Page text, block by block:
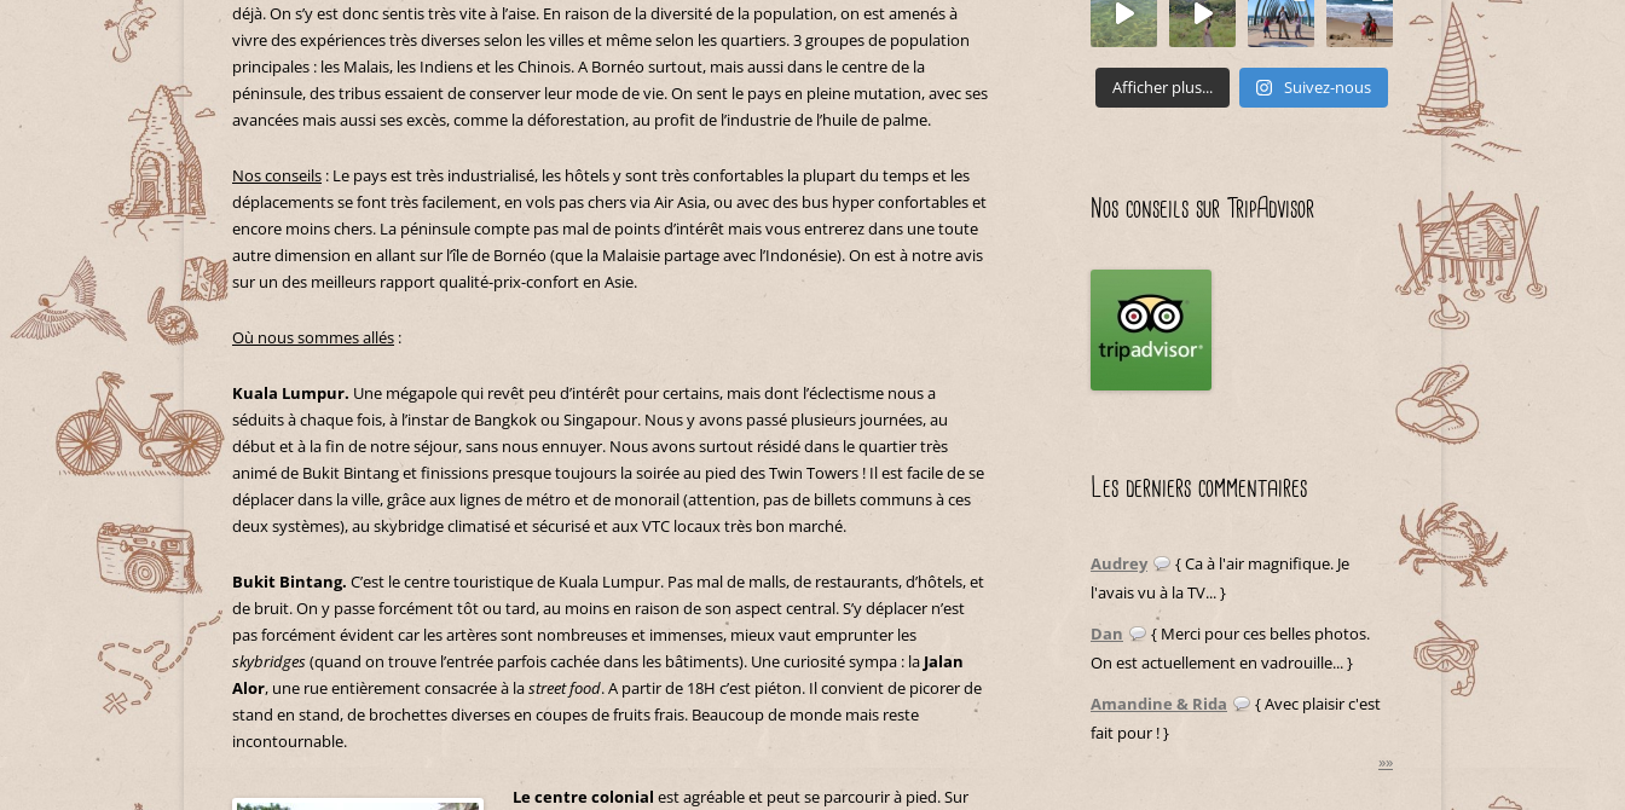
déjà. On s’y est donc sentis très vite à l’aise. En raison de la diversité de la population, on est amenés à
vivre des expériences très diverses selon les villes et même selon les quartiers. 3 groupes de population
principales : les Malais, les Indiens et les Chinois. A Bornéo surtout, mais aussi dans le centre de la
péninsule, des tribus essaient de conserver leur mode de vie. On sent le pays en pleine mutation, avec ses
avancées mais aussi ses excès, comme la déforestation, au profit de l’industrie de l’huile de palme.
Nos conseils : Le pays est très industrialisé, les hôtels y sont très confortables la plupart du temps et les
déplacements se font très facilement, en vols pas chers via Air Asia, ou avec des bus hyper confortables et
encore moins chers. La péninsule compte pas mal de points d’intérêt mais vous entrerez dans une toute
autre dimension en allant sur l’île de Bornéo (que la Malaisie partage avec l’Indonésie). On est à notre avis
sur un des meilleurs rapport qualité-prix-confort en Asie.
Où nous sommes allés :
Kuala Lumpur. Une mégapole qui revêt peu d’intérêt pour certains, mais dont l’éclectisme nous a
séduits à chaque fois, à l’instar de Bangkok ou Singapour. Nous y avons passé plusieurs journées, au
début et à la fin de notre séjour, sans nous ennuyer. Nous avons surtout résidé dans le quartier très
animé de Bukit Bintang et finissions presque toujours la soirée au pied des Twin Towers ! Il est facile de se
déplacer dans la ville, grâce aux lignes de métro et de monorail (attention, pas de billets communs à ces
deux systèmes), au skybridge climatisé et sécurisé et aux VTC locaux très bon marché.
Bukit Bintang. C’est le centre touristique de Kuala Lumpur. Pas mal de malls, de restaurants, d’hôtels, et
de bruit. On y passe forcément tôt ou tard, au moins en raison de son aspect central. S’y déplacer n’est
pas forcément évident car les artères sont nombreuses et immenses, mieux vaut emprunter les
skybridges(quand on trouve l’entrée parfois cachée dans les bâtiments). Une curiosité sympa : la Jalan
Alor, une rue entièrement consacrée à lastreet food. A partir de 18H c’est piéton. Il convient de picorer de
stand en stand, de brochettes diverses en coupes de fruits frais. Beaucoup de monde mais reste
incontournable.
Le centre colonial est agréable et peut se parcourir à pied. Sur
Afficher plus... Suivez-nous
Nos conseils sur TripAdvisor
Les derniers commentaires
Audrey
{ Ca à l'air magnifique. Je
l'avais vu à la TV... }
Dan
{ Merci pour ces belles photos.
On est actuellement en vadrouille... }
Amandine & Rida
{ Avec plaisir c'est
fait pour ! }
»»